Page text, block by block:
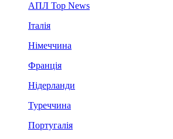
АПЛ Top News
Італія
Німеччина
Франція
Нідерланди
Туреччина
Португалія